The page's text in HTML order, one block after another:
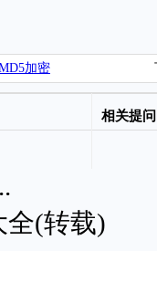
加密
相关提问
全(转载)